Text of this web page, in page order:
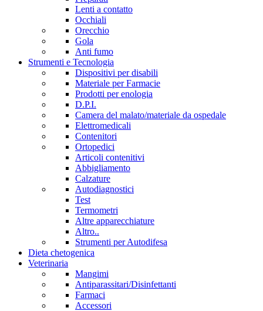
Lenti a contatto
Occhiali
Orecchio
Gola
Anti fumo
Strumenti e Tecnologia
Dispositivi per disabili
Materiale per Farmacie
Prodotti per enologia
D.P.I.
Camera del malato/materiale da ospedale
Elettromedicali
Contenitori
Ortopedici
Articoli contenitivi
Abbigliamento
Calzature
Autodiagnostici
Test
Termometri
Altre apparecchiature
Altro..
Strumenti per Autodifesa
Dieta chetogenica
Veterinaria
Mangimi
Antiparassitari/Disinfettanti
Farmaci
Accessori